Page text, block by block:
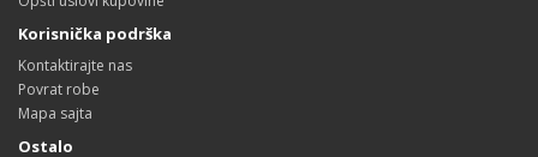
Korisnička podrška
Kontaktirajte nas
Povrat robe
Mapa sajta
Ostalo